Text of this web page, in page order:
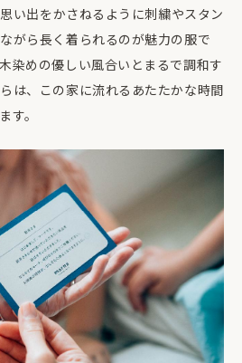
い出をかさねるように刺繍やスタン
がら長く着られるのが魅力の服で
染めの優しい風合いとまるで調和す
は、この家に流れるあたたかな時間
す。